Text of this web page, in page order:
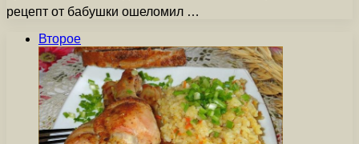
рецепт от бабушки ошеломил …
Второе